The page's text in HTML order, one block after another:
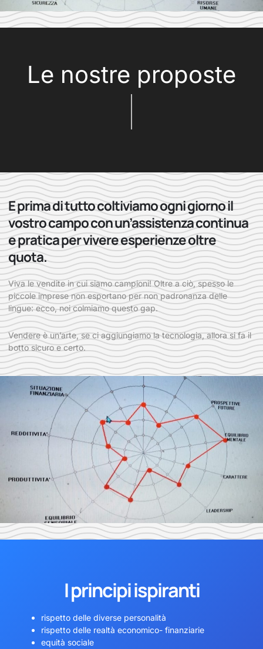
Le nostre proposte
E prima di tutto coltiviamo ogni giorno il
vostro campo con un’assistenza continua
e pratica per vivere esperienze oltre
quota.
Viva le vendite in cui siamo campioni! Oltre a ciò, spesso le
piccole imprese non esportano per non padronanza delle
lingue: ecco, noi colmiamo questo gap.
Vendere è un’arte, se ci aggiungiamo la tecnologia, allora si fa il
botto sicuro e certo.
I principi ispiranti
rispetto delle diverse personalità
rispetto delle realtà economico- finanziarie
equità sociale